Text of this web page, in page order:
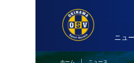
ニュ
ホーム| ニュース